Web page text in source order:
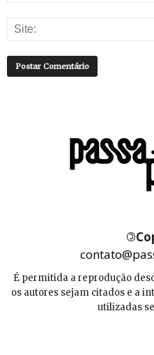
©
É permitida a reprodução
os autores sejam citados e a
utilizadas